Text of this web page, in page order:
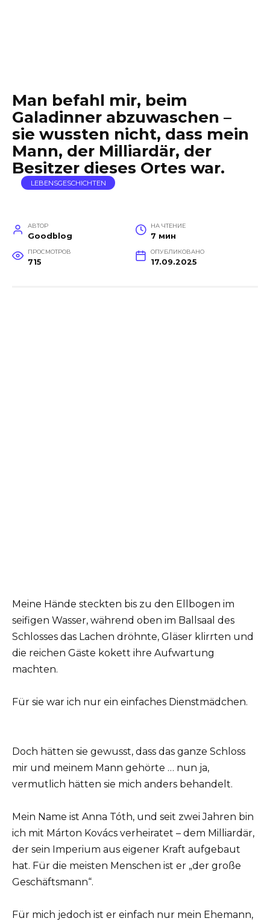
Man befahl mir, beim
Galadinner abzuwaschen –
sie wussten nicht, dass mein
Mann, der Milliardär, der
Besitzer dieses Ortes war.
LEBENSGESCHICHTEN
АВТОР
Goodblog
НА ЧТЕНИЕ
7 мин
ПРОСМОТРОВ
715
ОПУБЛИКОВАНО
17.09.2025
Meine Hände steckten bis zu den Ellbogen im
seifigen Wasser, während oben im Ballsaal des
Schlosses das Lachen dröhnte, Gläser klirrten und
die reichen Gäste kokett ihre Aufwartung
machten.
Für sie war ich nur ein einfaches Dienstmädchen.
Doch hätten sie gewusst, dass das ganze Schloss
mir und meinem Mann gehörte … nun ja,
vermutlich hätten sie mich anders behandelt.
Mein Name ist Anna Tóth, und seit zwei Jahren bin
ich mit Márton Kovács verheiratet – dem Milliardär,
der sein Imperium aus eigener Kraft aufgebaut
hat. Für die meisten Menschen ist er „der große
Geschäftsmann“.
Für mich jedoch ist er einfach nur mein Ehemann,